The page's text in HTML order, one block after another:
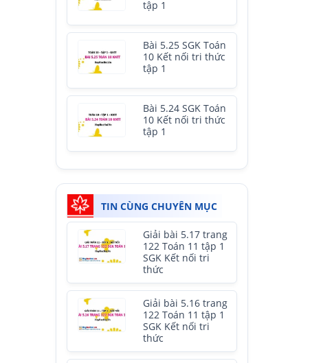
tập 1
Bài 5.25 SGK Toán
10 Kết nối tri thức
tập 1
Bài 5.24 SGK Toán
10 Kết nối tri thức
tập 1
TIN CÙNG CHUYÊN MỤC
Giải bài 5.17 trang
122 Toán 11 tập 1
SGK Kết nối tri
thức
Giải bài 5.16 trang
122 Toán 11 tập 1
SGK Kết nối tri
thức